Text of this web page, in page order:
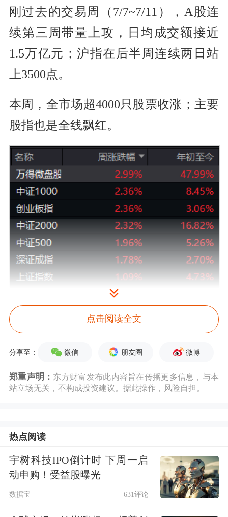
刚过去的交易周（7/7~7/11），A股连
续第三周带量上攻，日均成交额接近
1.5万亿元；沪指在后半周连续两日站
上3500点。
本周，全市场超4000只股票收涨；主要
股指也是全线飘红。
日开启的“大级别”反弹的延续，也可理
解为指数在“重返箱体”后进一步“突破
箱体”。
点击阅读全文
分享至： 微信 朋友圈 微博
郑重声明： 东方财富发布此内容旨在传播更多信息，与本
站立场无关，不构成投资建议。据此操作，风险自担。
热点阅读
宇树科技IPO倒计时 下周一启
动申购！受益股曝光
数据宝 631评论